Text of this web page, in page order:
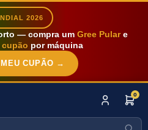
2026
— compra um Gree Pulare
cupão por máquina
CUPÃO →
0